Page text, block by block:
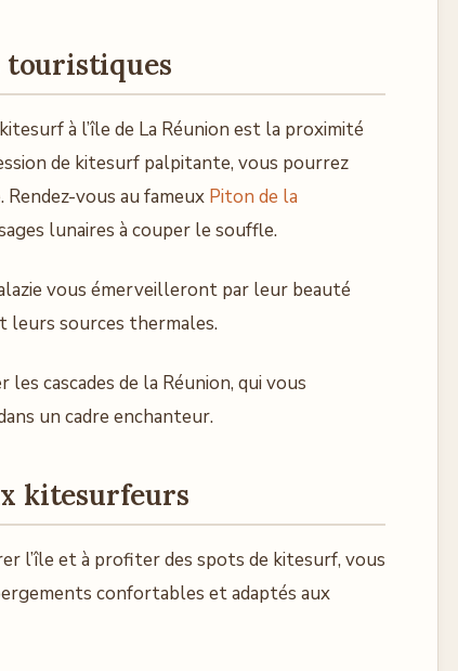
touristiques
à l’île de La Réunion est la proximité
de kitesurf palpitante, vous pourrez
vous au fameux Piton de la
lunaires à couper le souffle.
vous émerveilleront par leur beauté
leurs sources thermales.
cascades de la Réunion, qui vous
un cadre enchanteur.
kitesurfeurs
l’île et à profiter des spots de kitesurf, vous
confortables et adaptés aux